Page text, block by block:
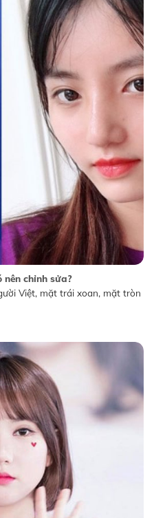
nên chỉnh sửa?
Việt, mặt trái xoan, mặt tròn